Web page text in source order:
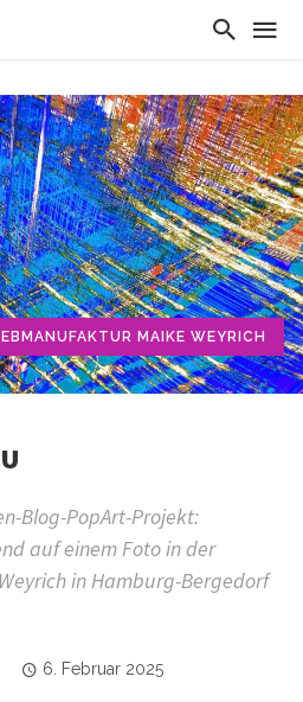
MAIKE WEYRICH
Blog-PopArt-Projekt:
auf einem Foto in der
in Hamburg-Bergedorf
6. Februar 2025